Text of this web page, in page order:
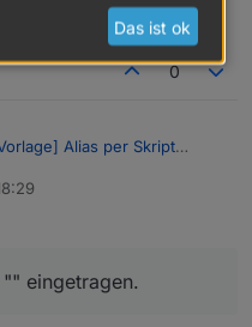
0
Alias per Skript
eingetragen.
Das ist ok